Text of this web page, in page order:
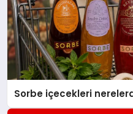
Sorbe içecekleri